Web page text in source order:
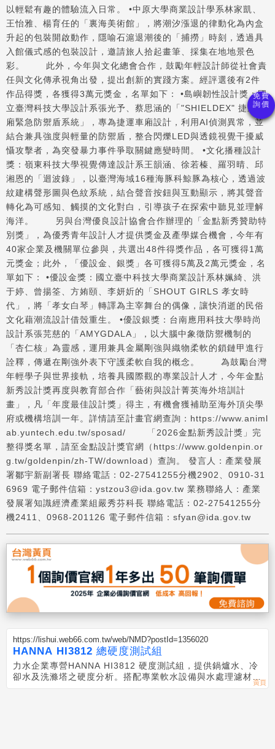
以輕鬆有趣的體驗流入日常。 •中原大學商業設計學系林家凱、
王怡雅、楊育任的「裏海美術館」，將潮汐漲退的律動化為內盒
升起的包裝開啟動作，隱喻石滬退潮後的「捕撈」時刻，透過具
入館儀式感的包裝設計，邀請旅人拾起畫筆、採集在地地景色
彩。 此外，今年與文化總會合作，鼓勵年輕設計師從社會責
任與文化傳承視角出發，提出創新的實踐方案。經評選後有2件
作品得獎，各獲得3萬元獎金，名單如下： •島嶼韌性設計獎：國
立臺灣科技大學設計系張光予、蔡思涵的「"SHIELDEX" 捷運車
廂緊急防禦盾系統」，專為捷運車廂設計，利用AI偵測異常，並
結合兼具強度與輕量的防禦盾，整合閃爍LED與透鏡視覺干擾威
懾攻擊者，為突發暴力事件爭取關鍵應變時間。 •文化播種設計
獎：嶺東科技大學視覺傳達設計系王韻涵、徐若榛、羅羽晴、邱
湘恩的「迴波錄」，以臺灣海域16種海豚科鯨豚為核心，透過波
紋建構聲形圖與色紋系統，結合聲音按鈕與互動顯示，將其聲音
轉化為可感知、觸摸的文化對白，引導孩子在探索中聽見並理解
海洋。 另與台灣優良設計協會合作辦理的「金點新秀贊助特
別獎」，為優秀青年設計人才提供獎金及產學媒合機會，今年有
40家企業及機關單位參與，共選出48件得獎作品，各可獲得1萬
元獎金；此外，「優設金、銀獎」各可獲得5萬及2萬元獎金，名
單如下： •優設金獎：國立臺中科技大學商業設計系林姵綺、洪
于婷、曾揚筌、方姷頤、李妍妡的「SHOUT GIRLS 孝女時
代」，將「孝女白琴」轉譯為主宰舞台的偶像，讓快消逝的民俗
文化藉潮流設計借殼重生。 •優設銀獎：台南應用科技大學時尚
設計系張芫慈的「AMYGDALA」，以大腦中象徵防禦機制的
「杏仁核」為靈感，運用兼具金屬剛強與織物柔軟的鎖鏈甲進行
詮釋，傳遞在剛強外表下守護柔軟自我的概念。 為鼓勵台灣
年輕學子與世界接軌，培養具國際觀的專業設計人才，今年金點
新秀設計獎再度與教育部合作「藝術與設計菁英海外培訓計
畫」，凡「年度最佳設計獎」得主，有機會獲補助至海外頂尖學
府或機構培訓一年。詳情請至計畫官網查詢：https://www.animl
ab.yuntech.edu.tw/sposad/ 「2026金點新秀設計獎」完
整得獎名單，請至金點設計獎官網（https://www.goldenpin.or
g.tw/goldenpin/zh-TW/download）查詢。 發言人：產業發展
署鄒宇新副署長 聯絡電話：02-27541255分機2902、0910-31
6969 電子郵件信箱：ystzou3@ida.gov.tw 業務聯絡人：產業
發展署知識經濟產業組嚴秀芬科長 聯絡電話：02-27541255分
機2411、0968-201126 電子郵件信箱：sfyan@ida.gov.tw
https://lishui.web66.com.tw/web/NMD?postId=1356020
HANNA HI3812 總硬度測試組
力水企業專營HANNA HI3812 硬度測試組，提供鍋爐水、冷
卻水及洗滌塔之硬度分析。搭配專業軟水設備與水處理濾材維
護